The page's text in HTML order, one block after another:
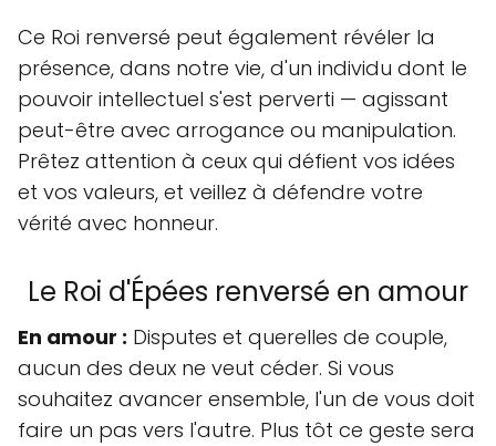
Ce Roi renversé peut également révéler la
présence, dans notre vie, d'un individu dont le
pouvoir intellectuel s'est perverti — agissant
peut-être avec arrogance ou manipulation.
Prêtez attention à ceux qui défient vos idées
et vos valeurs, et veillez à défendre votre
vérité avec honneur.
Le Roi d'Épées renversé en amour
En amour : Disputes et querelles de couple,
aucun des deux ne veut céder. Si vous
souhaitez avancer ensemble, l'un de vous doit
faire un pas vers l'autre. Plus tôt ce geste sera